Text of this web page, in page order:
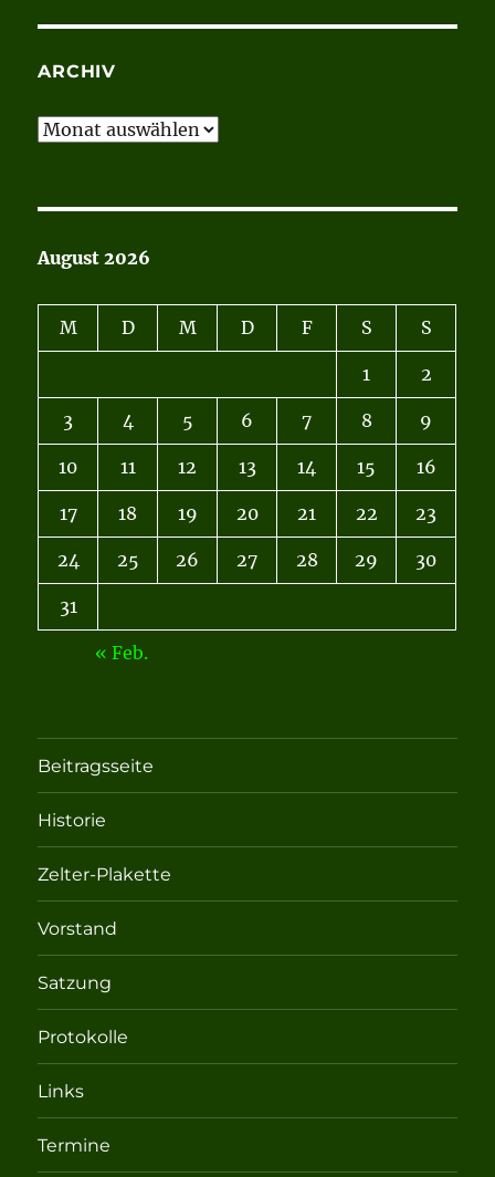
ARCHIV
Archiv
August 2026
M D M D F S S
1 2
3 4 5 6 7 8 9
10 11 12 13 14 15 16
17 18 19 20 21 22 23
24 25 26 27 28 29 30
31
« Feb.
Beitragsseite
Historie
Zelter-Plakette
Vorstand
Satzung
Protokolle
Links
Termine